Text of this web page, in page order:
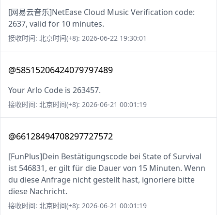
[网易云音乐]NetEase Cloud Music Verification code:
2637, valid for 10 minutes.
接收时间: 北京时间(+8): 2026-06-22 19:30:01
@58515206424079797489
Your Arlo Code is 263457.
接收时间: 北京时间(+8): 2026-06-21 00:01:19
@66128494708297727572
[FunPlus]Dein Bestätigungscode bei State of Survival
ist 546831, er gilt für die Dauer von 15 Minuten. Wenn
du diese Anfrage nicht gestellt hast, ignoriere bitte
diese Nachricht.
接收时间: 北京时间(+8): 2026-06-21 00:01:19